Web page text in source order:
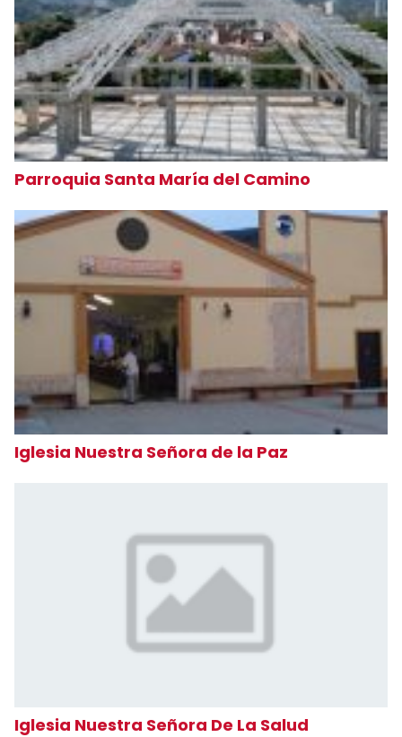
Parroquia Santa María del Camino
Iglesia Nuestra Señora de la Paz
Iglesia Nuestra Señora De La Salud